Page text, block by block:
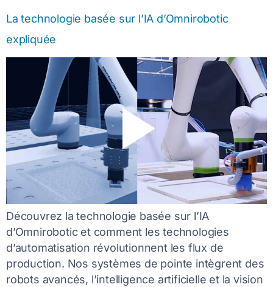
La technologie basée sur l’IA d’Omnirobotic
expliquée
Découvrez la technologie basée sur l’IA
d’Omnirobotic et comment les technologies
d’automatisation révolutionnent les flux de
production. Nos systèmes de pointe intègrent des
robots avancés, l’intelligence artificielle et la vision